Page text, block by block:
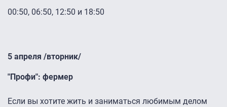
00:50, 06:50, 12:50 и 18:50
5 апреля /вторник/
"Профи": фермер
Если вы хотите жить и заниматься любимым делом